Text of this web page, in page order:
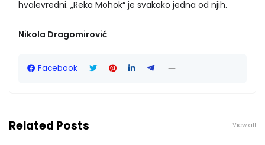
hvalevredni. „Reka Mohok“ je svakako jedna od njih.
Nikola Dragomirović
Facebook
Related Posts View all